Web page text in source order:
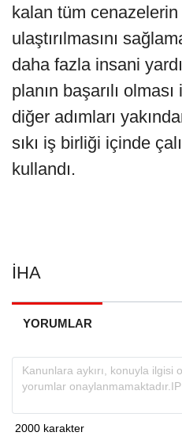
kalan tüm
ulaştırılmasını
daha fazla insani
planın başarılı
diğer adımları
sıkı iş birliği içinde
kullandı.
İHA
YORUMLAR